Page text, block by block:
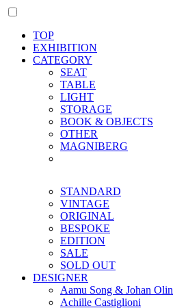
TOP
EXHIBITION
CATEGORY
SEAT
TABLE
LIGHT
STORAGE
BOOK & OBJECTS
OTHER
MAGNIBERG
STANDARD
VINTAGE
ORIGINAL
BESPOKE
EDITION
SALE
SOLD OUT
DESIGNER
Aamu Song & Johan Olin
Achille Castiglioni